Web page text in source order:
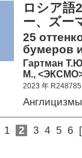
ロシア
ー、ズー
25
бумеров
Гартман
М.,
2023 年 R248785
1 2 3 4 5 6